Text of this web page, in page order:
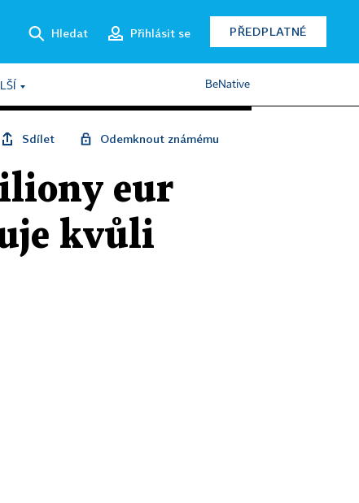
Hledat Přihlásit se PŘEDPLATNÉ
BeNative
Sdílet Odemknout známému
eur
kvůli